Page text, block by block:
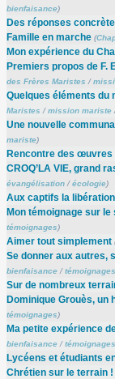
bienfaisance)
Des réponses
Famille en marche (
Mon expérience du
Premiers propos de F.
des Frères Maristes /
Quelques éléments du
Maristes /mission mariste
Une nouvelle
mariste)
Rencontre des œuvres
CROQ’LA VIE, grand
évangélisation/écologie)
Aux captifs la libération
Mon témoignage sur
témoignages)
Aimer tout simplement
Se donner aux autres,
bienfaisance/témoignages
Sur de nombreux
Dominique Grouès, un
témoignages)
Ma petite expérience
bienfaisance/témoignages
Lycéens et étudiants
Chrétien sur le terrain !